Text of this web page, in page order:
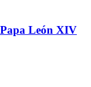
Papa León XIV